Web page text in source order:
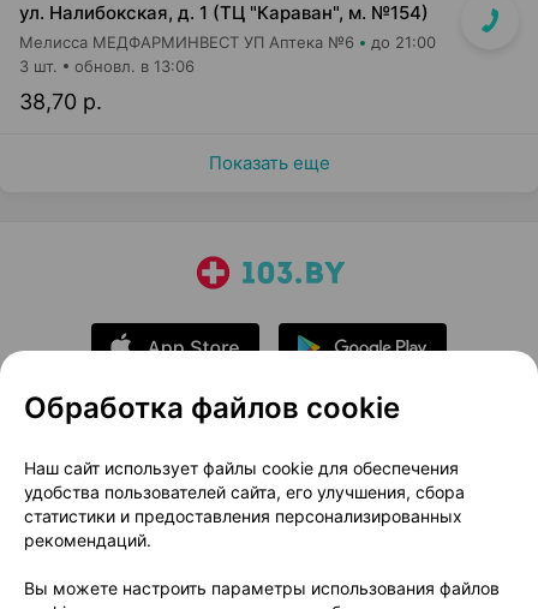
ул. Налибокская, д. 1 (ТЦ "Караван", м. №154)
Мелисса МЕДФАРМИНВЕСТ УП Аптека №6 до 21:00
38,70 р.
3 шт. обновл. в 13:06
Показать еще
О проекте
Новости проекта
Размещение рекламы
Медицинский маркетинг
Публичный договор
Доставка
Способы оплаты
Вакансии Партнеры
Обработка файлов cookie
Наш сайт использует файлы cookie для обеспечения
удобства пользователей сайта, его улучшения, сбора
статистики и предоставления персонализированных
рекомендаций.
Вы можете настроить параметры использования файлов